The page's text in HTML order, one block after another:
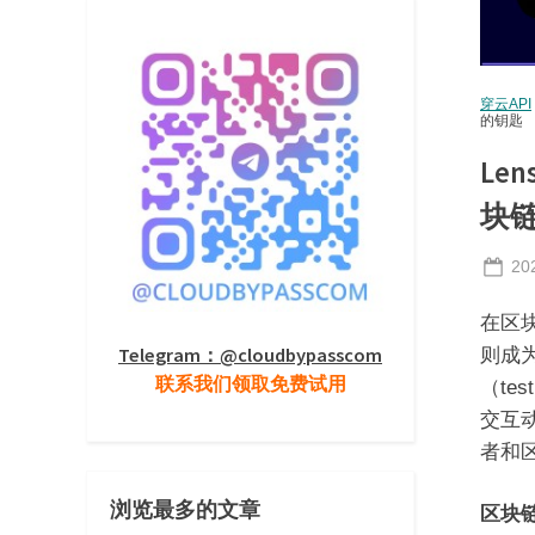
穿云API
的钥匙​
块
在区
则成
（
交互
者和
区块
Telegram：@cloudbypasscom
联系我们领取免费试用
浏览最多的文章